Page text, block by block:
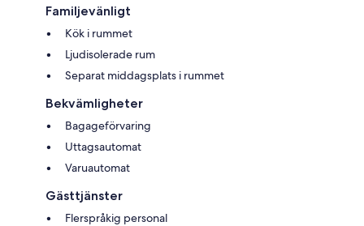
Familjevänligt
Kök i rummet
Ljudisolerade rum
Separat middagsplats i rummet
Bekvämligheter
Bagageförvaring
Uttagsautomat
Varuautomat
Gästtjänster
Flerspråkig personal